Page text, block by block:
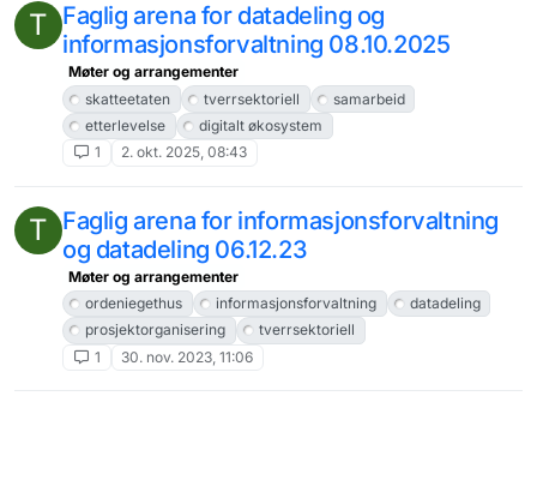
T Faglig arena for datadeling og
informasjonsforvaltning 08.10.2025
Møter og arrangementer
skatteetaten
tverrsektoriell
samarbeid
etterlevelse
digitalt økosystem
1
2. okt. 2025, 08:43
T Faglig arena for informasjonsforvaltning
og datadeling 06.12.23
Møter og arrangementer
ordeniegethus
informasjonsforvaltning
datadeling
prosjektorganisering
tverrsektoriell
1
30. nov. 2023, 11:06